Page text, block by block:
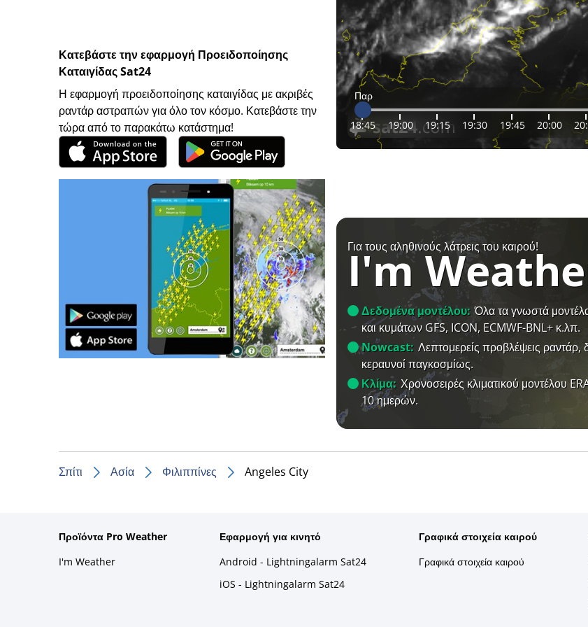
Κατεβάστε την εφαρμογή Προειδοποίησης
Καταιγίδας Sat24
Η εφαρμογή προειδοποίησης καταιγίδας με ακριβές
ραντάρ αστραπών για όλο τον κόσμο. Κατεβάστε την
τώρα από το παρακάτω κατάστημα!
Παρ
18:45 19:00 19:15 19:30 19:45 20:00
Για τους αληθινούς λάτρεις του καιρού!
I'm
Δεδομένα μοντέλου: Όλα τα γνωστά
και κυμάτων GFS, ICON, ECMWF-BNL+ κ.λπ.
Nowcast: Λεπτομερείς προβλέψεις ραντάρ,
κεραυνοί παγκοσμίως.
Κλίμα: Χρονοσειρές κλιματικού μοντέλου
10 ημερών.
Σπίτι Ασία Φιλιππίνες Angeles City
Προϊόντα Pro Weather
I'm Weather
Εφαρμογή για κινητό
Android - Lightningalarm Sat24
iOS - Lightningalarm Sat24
Γραφικά στοιχεία καιρού
Γραφικά στοιχεία καιρού